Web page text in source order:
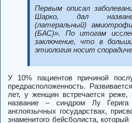
Первым описал
Шарко, дал
(латеральный)
(БАС)». По итогам
заключение, что в
этиология носит
У 10% пациентов причиной
предрасположенность.
лет, у женщин встречается
название – синдром Лу
англоязычных государствах,
знаменитого бейсболиста,